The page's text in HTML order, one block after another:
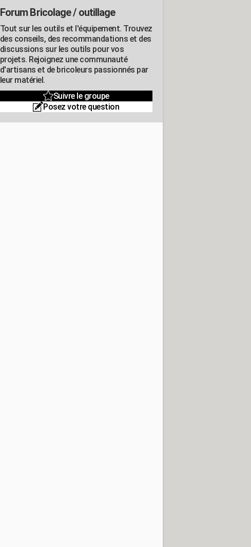
Forum Bricolage / outillage
Tout sur les outils et l'équipement. Trouvez
des conseils, des recommandations et des
discussions sur les outils pour vos
projets. Rejoignez une communauté
d'artisans et de bricoleurs passionnés par
leur matériel.
Suivre le groupe
Posez votre question